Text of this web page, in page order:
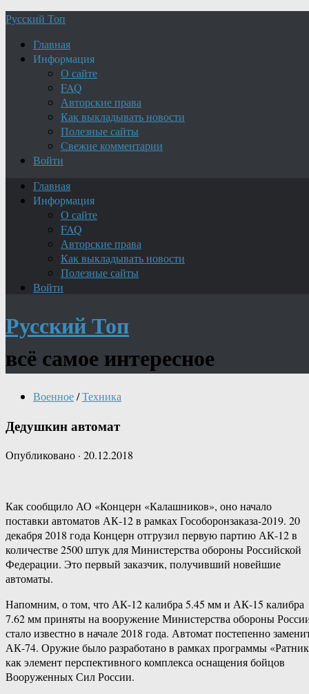
Русский Топ
Главная
Информация
О сайте
FAQ
Авторские права
Как выкладывать новости
Полезные сайты
Свежие комментарии
Войти
Главная
Информация
О сайте
FAQ
Авторские права
Как выкладывать новости
Полезные сайты
Войти
Русский Топ
всё самое интересное
Военное/Техника
Дедушкин автомат
Опубликовано · 20.12.2018
Как сообщило АО «Концерн «Калашников», оно начало
поставки автоматов АК-12 в рамках Гособоронзаказа-2019. 20
декабря 2018 года Концерн отгрузил первую партию АК-12 в
количестве 2500 штук для Министерства обороны Российской
Федерации. Это первый заказчик, получивший новейшие
автоматы.
Напомним, о том, что АК-12 калибра 5.45 мм и АК-15 калибра
7.62 мм приняты на вооружение Министерства обороны
стало известно в начале 2018 года. Автомат постепенно
АК-74. Оружие было разработано в рамках программы
как элемент перспективного комплекса оснащения бойцов
Вооруженных Сил России.